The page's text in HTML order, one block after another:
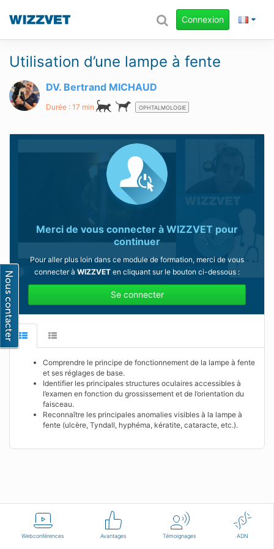
Webconférences Avantages Témoignages ADN
Connexion
Utilisation d’une lampe à fente
DV. Bertrand MICHAUD
Durée : 17 min OPHTALMOLOGIE
Merci de vous connecter à WIZZVET pour
continuer
Pour aller plus loin dans ce module de formation, merci de vous
connecter à WIZZVET en cliquant sur le bouton ci-dessous :
Se connecter
Comprendre le principe de fonctionnement de la lampe à fente
et ses réglages de base.
Identifier les principales structures oculaires accessibles à
l’examen en fonction du grossissement et de l’orientation du
faisceau.
Reconnaître les principales anomalies visibles à la lampe à
fente (ulcère, Tyndall, hyphéma, kératite, cataracte, etc.).
Conditions d'utilisation